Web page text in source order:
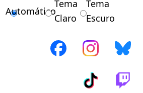
Automático
Tema
Claro
Tema
Escuro